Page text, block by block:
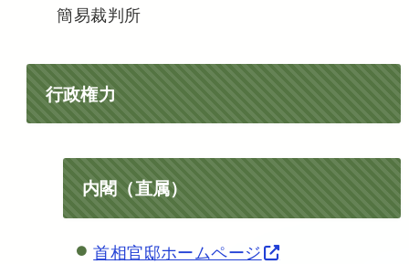
簡易裁判所
行政権力
内閣（直属）
首相官邸ホームページ